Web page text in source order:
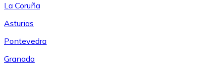
La Coruña
Asturias
Pontevedra
Granada